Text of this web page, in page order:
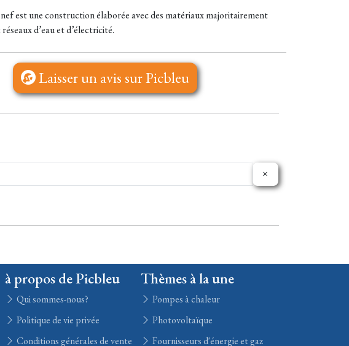
est une construction élaborée avec des matériaux majoritairement
d’eau et d’électricité.
Laisser un avis sur Picbleu
à propos de Picbleu
Qui sommes-nous?
Politique de vie privée
Conditions générales de vente
Thèmes à la une
Pompes à chaleur
Photovoltaïque
Fournisseurs d'énergie et gaz